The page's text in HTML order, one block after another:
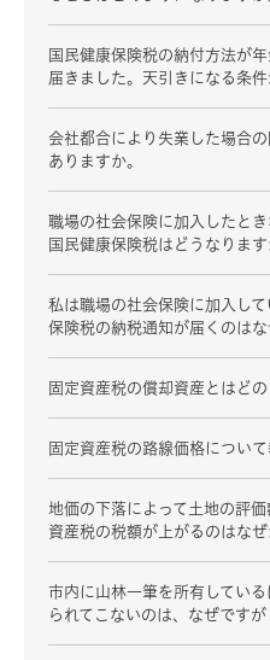
国民健康保険税の納付方法が
届きました。天引きになる条件
会社都合により失業した場合
ありますか。
職場の社会保険に加入したと
国民健康保険税はどうなります
私は職場の社会保険に加入し
保険税の納税通知が届くのはな
固定資産税の償却資産とはど
固定資産税の路線価格について
地価の下落によって土地の評
資産税の税額が上がるのはなぜ
市内に山林一筆を所有してい
られてこないのは、なぜですが